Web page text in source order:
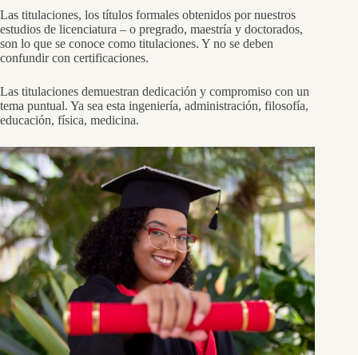
Las titulaciones, los títulos formales obtenidos por nuestros
estudios de licenciatura – o pregrado, maestría y doctorados,
son lo que se conoce como titulaciones. Y no se deben
confundir con certificaciones.
Las titulaciones demuestran dedicación y compromiso con un
tema puntual. Ya sea esta ingeniería, administración, filosofía,
educación, física, medicina.